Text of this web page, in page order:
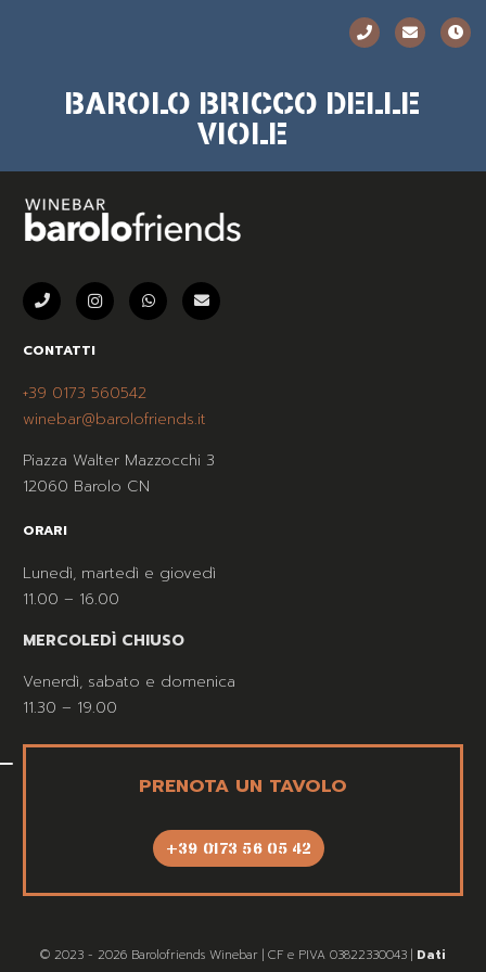
BAROLO BRICCO DELLE
VIOLE
CONTATTI
+39 0173 560542
winebar@barolofriends.it
Piazza Walter Mazzocchi 3
12060 Barolo CN
ORARI
Lunedì, martedì e giovedì
11.00 – 16.00
MERCOLEDÌ CHIUSO
Venerdì, sabato e domenica
11.30 – 19.00
PRENOTA UN TAVOLO
+39 0173 56 05 42
© 2023 - 2026 Barolofriends Winebar | CF e PIVA 03822330043 | Dati